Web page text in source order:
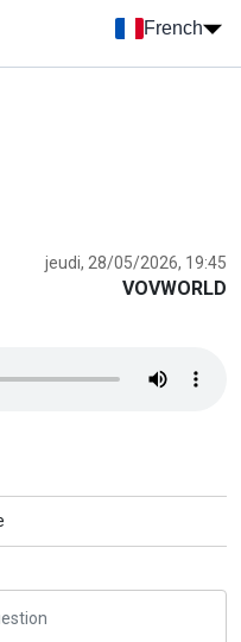
French
jeudi, 28/05/2026, 19:45
VOVWORLD